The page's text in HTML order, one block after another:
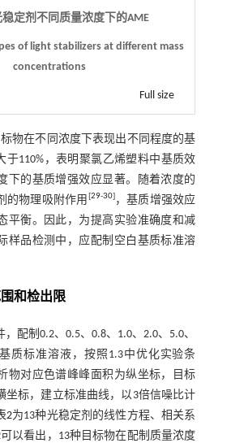
稳定剂不同质量浓度下的AME
of light stabilizers at different mass
concentrations
Full size
物在不同浓度下表现出不同程度的基
于110%，表明聚氯乙烯塑料中基质效
下的基质增强效应显著。随着浓度的
的物理吸附作用 29-30] ，基质增强效应
平衡。因此，为提高实验准确度和减
样品检测中，应配制空白基质标准溶
和检出限
配制0.2、0.5、0.8、1.0、2.0、5.0、
质标准溶液，按照1.3中优化实验条
物对应色谱峰峰面积为纵坐标，目标
坐标，建立标准曲线，以3倍信噪比计
2为13种光稳定剂的线性方程、相关系
可以看出，13种目标物在配制质量浓度